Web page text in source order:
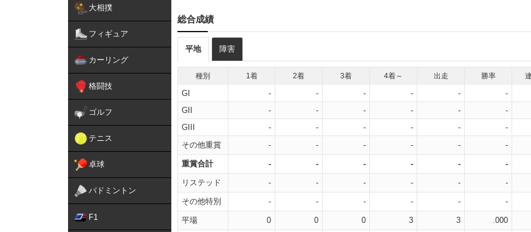
大相撲
フィギュア
カーリング
格闘技
ゴルフ
テニス
卓球
バドミントン
F1
総合成績
平地 障害
種別 1着 2着 3着 4着～ 出走 勝率
GI - - - - - -
GII
- - - - - -
GIII
- - - - - -
その他重賞
- - - - - -
重賞合計 - - - - - -
リステッド - - - - - -
その他特別 - - - - - -
平場 0 0 0 3 3 .000